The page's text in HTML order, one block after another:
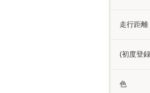
走行距離
(初度登
色